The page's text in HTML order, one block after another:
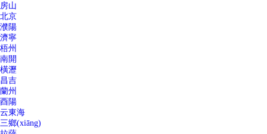
房山
北京
濮陽
濟寧
梧州
南開
橫瀝
昌吉
蘭州
酉陽
云東海
三鄉(xiāng)